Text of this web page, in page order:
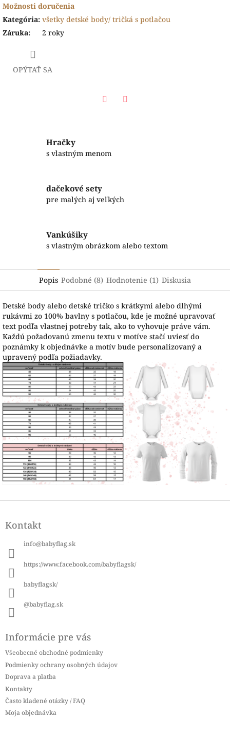
Možnosti doručenia
Kategória: všetky detské body/ tričká s potlačou
Záruka: 2 roky
OPÝTAŤ SA
Hračky
s vlastným menom
dačekové sety
pre malých aj veľkých
Vankúšiky
s vlastným obrázkom alebo textom
Popis Podobné (8) Hodnotenie (1) Diskusia
Detské body alebo detské tričko s krátkymi alebo dlhými
rukávmi zo 100% bavlny s potlačou, kde je možné upravovať
text podľa vlastnej potreby tak, ako to vyhovuje práve vám.
Každú požadovanú zmenu textu v motíve stačí uviesť do
poznámky k objednávke a motív bude personalizovaný a
upravený podľa požiadavky.
pKontakt
info@babyflag.sk
https://www.facebook.com/babyflagsk/
babyflagsk/
@babyflag.sk
Informácie pre vás
Všeobecné obchodné podmienky
Podmienky ochrany osobných údajov
Doprava a platba
Kontakty
Často kladené otázky / FAQ
Moja objednávka